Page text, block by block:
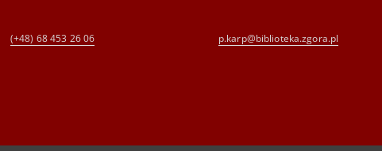
(+48) 68 453 26 06 p.karp@biblioteka.zgora.pl